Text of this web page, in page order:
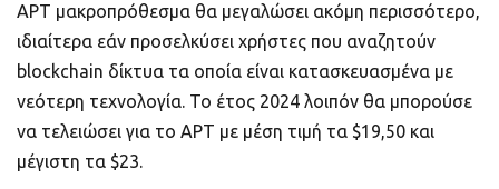
APT μακροπρόθεσμα θα μεγαλώσει ακόμη περισσότερο,
ιδιαίτερα εάν προσελκύσει χρήστες που αναζητούν
blockchain δίκτυα τα οποία είναι κατασκευασμένα με
νεότερη τεχνολογία. Το έτος 2024 λοιπόν θα μπορούσε
να τελειώσει για το APT με μέση τιμή τα $19,50 και
μέγιστη τα $23.